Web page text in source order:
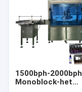
1500bph-2000bph
Monoblock-het